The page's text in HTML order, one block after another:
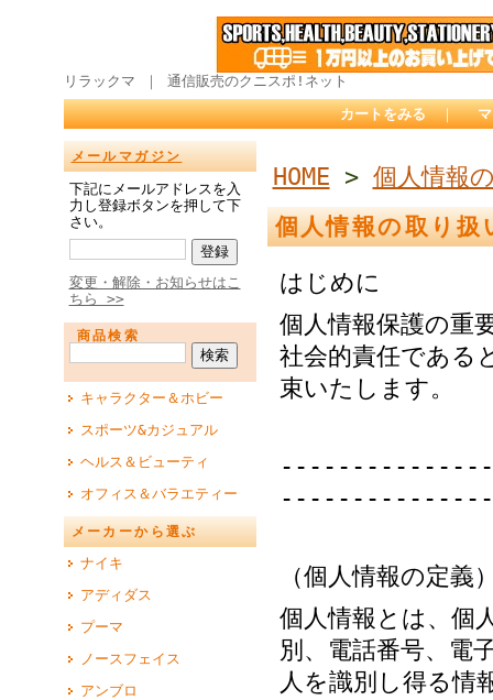
リラックマ ｜ 通信販売のクニスポ!ネット
カートをみる ｜
メールマガジン
下記にメールアドレスを入
力し登録ボタンを押して下
さい。
変更・解除・お知らせはこ
ちら >>
商品検索
キャラクター＆ホビー
スポーツ&カジュアル
ヘルス＆ビューティ
オフィス＆バラエティー
メーカーから選ぶ
ナイキ
アディダス
プーマ
ノースフェイス
アンブロ
HOME > 個人情報
個人情報の取り扱
はじめに
個人情報保護の重
社会的責任である
束いたします。
（個人情報の定義
個人情報とは、個
別、電話番号、電
人を識別し得る情